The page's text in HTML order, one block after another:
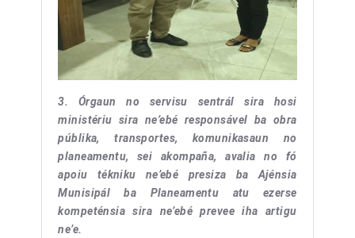
3. Órgaun no servisu sentrál sira hosi
ministériu sira ne’ebé responsável ba obra
públika, transportes, komunikasaun no
planeamentu, sei akompaña, avalia no fó
apoiu tékniku ne’ebé presiza ba Ajénsia
Munisipál ba Planeamentu atu ezerse
kompeténsia sira ne’ebé prevee iha artigu
ne’e.